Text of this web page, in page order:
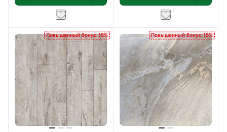
Повышенный бонус 15% Повышенный бонус 15%